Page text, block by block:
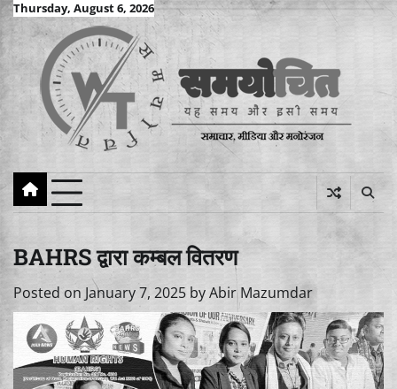
Skip
to
content
Thursday, August 6, 2026
BAHRS द्वारा कम्बल वितरण
Posted on January 7, 2025 byAbir Mazumdar